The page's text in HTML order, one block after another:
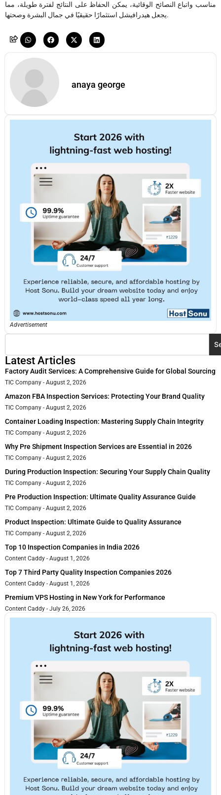
مناسب واتباع النصائح الوقائية، يمكن الحفاظ على النتائج لفترة طويلة، مما
يجعل هيدرافيشل استثمارًا حقيقيًا في جمال البشرة وصحتها.
anaya george
Advertisement
Latest Articles
Factory Audit Services: A Comprehensive Guide for Global Sourcing
TIC Company August 2, 2026
Amazon FBA Inspection Services: Protecting Your Brand Quality
TIC Company August 2, 2026
Container Loading Inspection: Mastering Supply Chain Integrity
TIC Company August 2, 2026
Why Pre Shipment Inspection Services are Essential in 2026
TIC Company August 2, 2026
During Production Inspection: Securing Your Supply Chain Quality
TIC Company August 2, 2026
Pre Production Inspection: Ultimate Quality Assurance Guide
TIC Company August 2, 2026
Product Inspection: Ultimate Guide to Quality Assurance
TIC Company August 2, 2026
Top 10 Inspection Companies in India 2026
Content Caddy August 1, 2026
Top 7 Third Party Quality Inspection Companies 2026
Content Caddy August 1, 2026
Premium VPS Hosting in New York for Performance
Content Caddy July 26, 2026